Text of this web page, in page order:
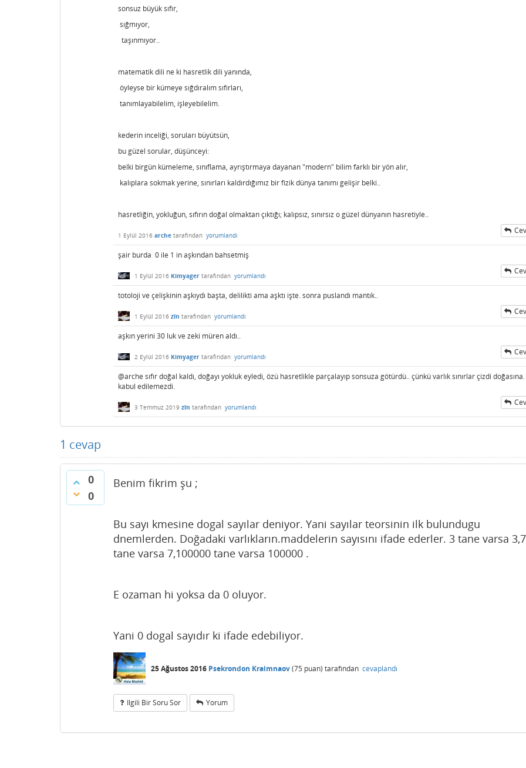
sonsuz büyük sıfır,
sığmıyor,
taşınmıyor..
matematik dili ne ki hasretlik dili yanında,
öyleyse bir kümeye sığdıralım sıfırları,
tanımlayabilelim, işleyebilelim.
kederin inceliği, soruları büyütsün,
bu güzel sorular, düşünceyi:
belki birgün kümeleme, sınıflama, ayrıştırmaya dayanan "modern" bilim farklı bir yön alır,
kalıplara sokmak yerine, sınırları kaldırdığımız bir fizik dünya tanımı gelişir belki..
hasretliğin, yokluğun, sıfırın doğal olmaktan çıktığı; kalıpsız, sınırsız o güzel dünyanın hasretiyle..
1 Eylül 2016 arche tarafından yorumlandı
şair burda 0 ile 1 in aşkından bahsetmiş
1 Eylül 2016 Kimyager tarafından yorumlandı
totoloji ve çelişkinin aşkıydı başta, delilikti ama aşktı işte. sonra puslandı mantık..
1 Eylül 2016 zîn tarafından yorumlandı
aşkın yerini 30 luk ve zeki müren aldı..
2 Eylül 2016 Kimyager tarafından yorumlandı
@arche sıfır doğal kaldı, doğayı yokluk eyledi, özü hasretlikle parçalayıp sonsuza götürdü.. çünkü varlık sınırlar çizdi
kabul edilemezdi.
3 Temmuz 2019 zîn tarafından yorumlandı
1 cevap
0
0
Benim fikrim şu ;
Bu sayı kmesine dogal sayılar deniyor. Yani sayılar teorsinin ilk bulundugu
dnemlerden. Doğadaki varlıkların.maddelerin sayısını ifade ederler. 3 tane varsa 3,7
tane varsa 7,100000 tane varsa 100000 .
E ozaman hi yoksa da 0 oluyor.
Yani 0 dogal sayıdır ki ifade edebiliyor.
25 Ağustos 2016 Psekrondon Kraimnaov(75 puan) tarafından cevaplandı
Ilgili Bir Soru Sor Yorum